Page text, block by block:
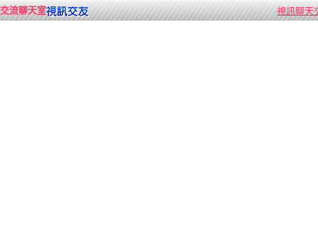
交流聊天室 視訊聊天